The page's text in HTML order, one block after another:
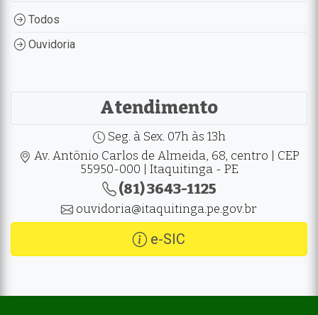
Todos
Ouvidoria
Atendimento
Seg. à Sex. 07h às 13h
Av. Antônio Carlos de Almeida, 68, centro | CEP
55950-000 | Itaquitinga - PE
(81) 3643-1125
ouvidoria@itaquitinga.pe.gov.br
e-SIC